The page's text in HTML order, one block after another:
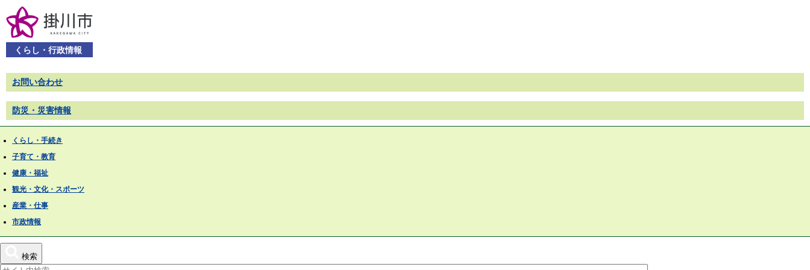
くらし・行政情報
お問い合わせ
防災・災害情報
くらし・手続き
子育て・教育
健康・福祉
観光・文化・スポーツ
産業・仕事
市政情報
検索